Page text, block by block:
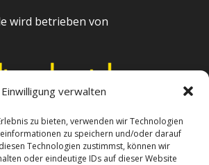
Einwilligung verwalten
zu bieten, verwenden wir Technologien
zu speichern und/oder darauf
Technologien zustimmst, können wir
oder eindeutige IDs auf dieser Website
wird betrieben von